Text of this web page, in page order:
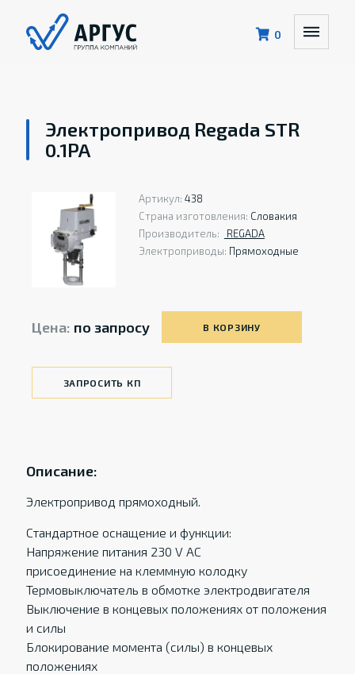
0
Электропривод Regada STR
0.1PA
Артикул: 438
Страна изготовления: Словакия
Производитель:
REGADA
Электроприводы: Прямоходные
Цена: по запросу В КОРЗИНУ
ЗАПРОСИТЬ КП
Описание:
Электропривод прямоходный.
Стандартное оснащение и функции:
Напряжение питания 230 V AC
присоединение на клеммную колодку
Термовыключатель в обмотке электродвигателя
Выключение в концевых положениях от положения
и силы
Блокирование момента (силы) в концевых
положениях